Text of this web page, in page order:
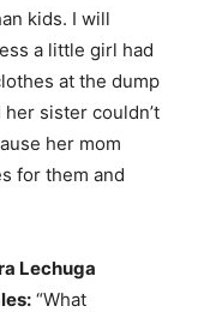
kids. I will
a little girl had
at the dump
sister couldn’t
her mom
for them and
Lechuga
“What